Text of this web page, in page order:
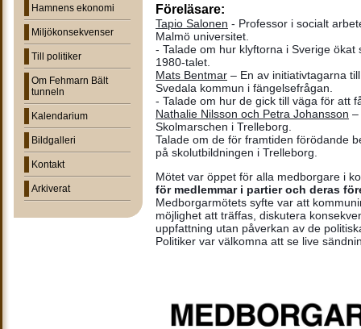
Hamnens ekonomi
Miljökonsekvenser
Till politiker
Om Fehmarn Bält
tunneln
Kalendarium
Bildgalleri
Kontakt
Arkiverat
Föreläsare:
Tapio Salonen - Professor i socialt
Malmö universitet.
- Talade om hur klyftorna i Sverige ökat
1980-talet.
Mats Bentmar – En av initiativtagarna
Svedala kommun i fängelsefrågan.
- Talade om hur de gick till väga för att
Nathalie Nilsson och Petra Johansson –
Skolmarschen i Trelleborg.
Talade om de för framtiden förödande
på skolutbildningen i Trelleborg.
Mötet var öppet för alla medborgare i
för medlemmar i partier och deras
Medborgarmötets syfte var att
möjlighet att träffas, diskutera
uppfattning utan påverkan av de
Politiker var välkomna att se live